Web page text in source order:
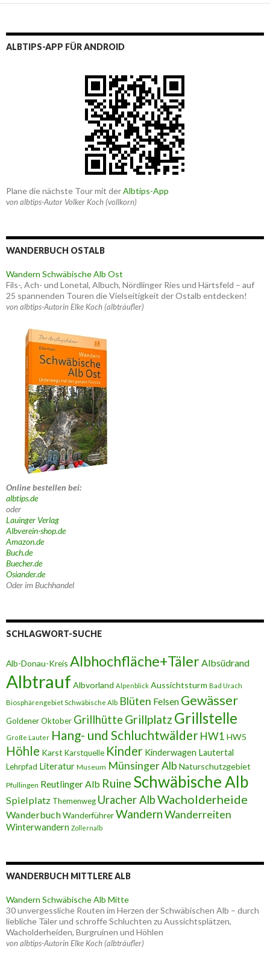
ALBTIPS-APP FÜR ANDROID
Plane die nächste Tour mit derAlbtips-App
von albtips-Autor Volker Koch (vollkorn)
WANDERBUCH OSTALB
Wandern Schwäbische Alb Ost
Fils-, Ach- und Lonetal, Albuch, Nördlinger Ries und Härtsfeld – auf
25 spannenden Touren die Vielseitigkeit der Ostalb entdecken!
von albtips-Autorin Elke Koch (albträufler)
Online bestellen bei:
albtips.de
oder
Lauinger Verlag
Albverein-shop.de
Amazon.de
Buch.de
Buecher.de
Osiander.de
Oder im Buchhandel
SCHLAGWORT-SUCHE
Alb-Donau-Kreis Albhochfläche+TälerAlbsüdrand
Albtrauf Albvorland Alpenblick Aussichtsturm Bad Urach
Biosphärengebiet Schwäbische Alb Blüten Felsen Gewässer
Goldener Oktober Grillhütte Grillplatz Grillstelle
Große Lauter Hang- und SchluchtwälderHW1 HW5
Höhle Karst Karstquelle Kinder Kinderwagen Lautertal
Lehrpfad Literatur Museum Münsinger Alb Naturschutzgebiet
Pfullingen Reutlinger Alb Ruine Schwäbische Alb
Spielplatz Themenweg Uracher AlbWacholderheide
WanderbuchWanderführerWandernWanderreiten
Winterwandern Zollernalb
WANDERBUCH MITTLERE ALB
Wandern Schwäbische Alb Mitte
30 unvergessliche Routen im Herzen der Schwäbischen Alb – durch
liebliche Täler und schroffe Schluchten zu Aussichtsplätzen,
Wacholderheiden, Burgruinen und Höhlen
von albtips-Autorin Elke Koch (albträufler)